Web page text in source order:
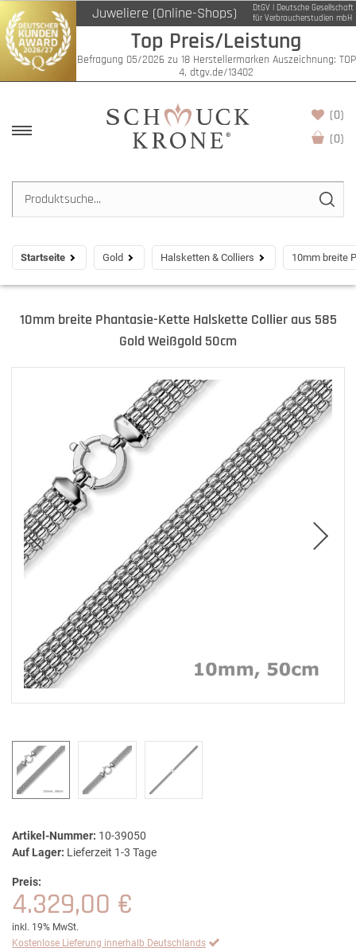
Juweliere (Online-Shops)
DtGV | Deutsche Gesellschaft
für Verbraucherstudien mbH
Top Preis/Leistung
Befragung 05/2026 zu 18 Herstellermarken Auszeichnung: TOP
4, dtgv.de/13402
(0)
(0)
Startseite Gold Halsketten & Colliers 10mm breite
10mm breite Phantasie-Kette Halskette Collier aus 585
Gold Weißgold 50cm
Artikel-Nummer: 10-39050
Auf Lager: Lieferzeit 1-3 Tage
Preis:
4.329,00 €
inkl. 19% MwSt.
Kostenlose Lieferung innerhalb Deutschlands